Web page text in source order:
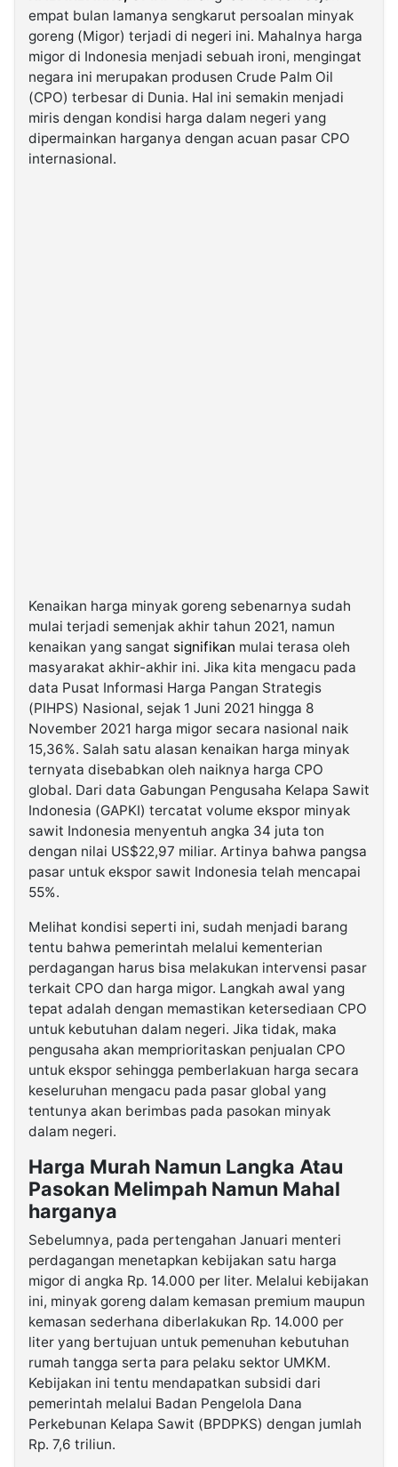
Kabarbaru.co
2026
Kabarbaru
Holding
empat bulan lamanya sengkarut persoalan minyak
goreng (Migor) terjadi di negeri ini. Mahalnya harga
migor di Indonesia menjadi sebuah ironi, mengingat
negara ini merupakan produsen Crude Palm Oil
(CPO) terbesar di Dunia. Hal ini semakin menjadi
miris dengan kondisi harga dalam negeri yang
dipermainkan harganya dengan acuan pasar CPO
internasional.
Kenaikan harga minyak goreng sebenarnya sudah
mulai terjadi semenjak akhir tahun 2021, namun
kenaikan yang sangat signifikan mulai terasa oleh
masyarakat akhir-akhir ini. Jika kita mengacu pada
data Pusat Informasi Harga Pangan Strategis
(PIHPS) Nasional, sejak 1 Juni 2021 hingga 8
November 2021 harga migor secara nasional naik
15,36%. Salah satu alasan kenaikan harga minyak
ternyata disebabkan oleh naiknya harga CPO
global. Dari data Gabungan Pengusaha Kelapa Sawit
Indonesia (GAPKI) tercatat volume ekspor minyak
sawit Indonesia menyentuh angka 34 juta ton
dengan nilai US$22,97 miliar. Artinya bahwa pangsa
pasar untuk ekspor sawit Indonesia telah mencapai
55%.
Melihat kondisi seperti ini, sudah menjadi barang
tentu bahwa pemerintah melalui kementerian
perdagangan harus bisa melakukan intervensi pasar
terkait CPO dan harga migor. Langkah awal yang
tepat adalah dengan memastikan ketersediaan CPO
untuk kebutuhan dalam negeri. Jika tidak, maka
pengusaha akan memprioritaskan penjualan CPO
untuk ekspor sehingga pemberlakuan harga secara
keseluruhan mengacu pada pasar global yang
tentunya akan berimbas pada pasokan minyak
dalam negeri.
Harga Murah Namun Langka Atau
Pasokan Melimpah Namun Mahal
harganya
Sebelumnya, pada pertengahan Januari menteri
perdagangan menetapkan kebijakan satu harga
migor di angka Rp. 14.000 per liter. Melalui kebijakan
ini, minyak goreng dalam kemasan premium maupun
kemasan sederhana diberlakukan Rp. 14.000 per
liter yang bertujuan untuk pemenuhan kebutuhan
rumah tangga serta para pelaku sektor UMKM.
Kebijakan ini tentu mendapatkan subsidi dari
pemerintah melalui Badan Pengelola Dana
Perkebunan Kelapa Sawit (BPDPKS) dengan jumlah
Rp. 7,6 triliun.